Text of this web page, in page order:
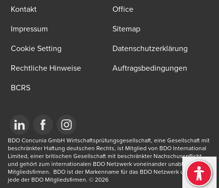
Kontakt
Office
Impressum
Sitemap
Cookie Setting
Datenschutzerklärung
Rechtliche Hinweise
Auftragsbedingungen
BCRS
Opens in a new window/tab
Opens in a new window/tab
Opens in a new window/tab
BDO Concunia GmbH Wirtschaftsprüfungsgesellschaft, eine Gesellschaft mit
beschränkter Haftung deutschen Rechts, ist Mitglied von BDO International
Limited, einer britischen Gesellschaft mit beschränkter Nachschusspflicht,
und gehört zum internationalen BDO Netzwerk voneinander unabhängiger
Mitgliedsfirmen.  BDO ist der Markenname für das BDO Netzwerk und für
jede der BDO Mitgliedsfirmen.​ © 2026